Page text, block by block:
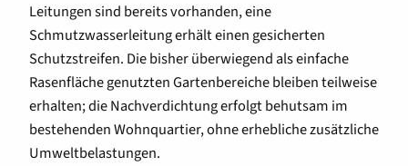
Leitungen sind bereits vorhanden, eine
Schmutzwasserleitung erhält einen gesicherten
Schutzstreifen. Die bisher überwiegend als einfache
Rasenfläche genutzten Gartenbereiche bleiben teilweise
erhalten; die Nachverdichtung erfolgt behutsam im
bestehenden Wohnquartier, ohne erhebliche zusätzliche
Umweltbelastungen.